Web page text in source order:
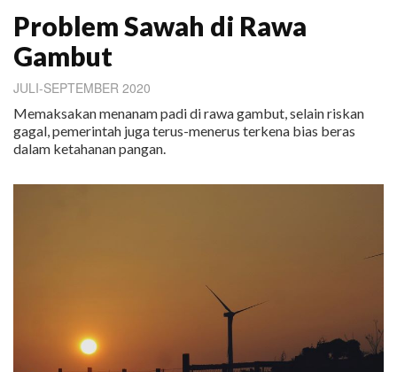
Problem Sawah di Rawa
Gambut
JULI-SEPTEMBER 2020
Memaksakan menanam padi di rawa gambut, selain riskan
gagal, pemerintah juga terus-menerus terkena bias beras
dalam ketahanan pangan.